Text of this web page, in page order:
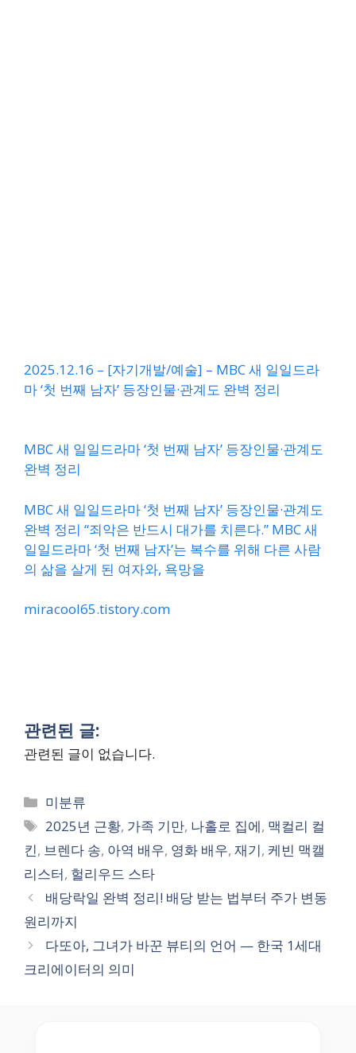
2025.12.16 – [자기개발/예술] – MBC 새 일일드라
마 ‘첫 번째 남자’ 등장인물·관계도 완벽 정리
MBC 새 일일드라마 ‘첫 번째 남자’ 등장인물·관계도
완벽 정리
MBC 새 일일드라마 ‘첫 번째 남자’ 등장인물·관계도
완벽 정리 “죄악은 반드시 대가를 치른다.” MBC 새
일일드라마 ‘첫 번째 남자’는 복수를 위해 다른 사람
의 삶을 살게 된 여자와, 욕망을
miracool65.tistory.com
관련된 글:
관련된 글이 없습니다.
Categories
미분류
Tags
2025년 근황, 가족 기만, 나홀로 집에, 맥컬리 컬
킨, 브렌다 송, 아역 배우, 영화 배우, 재기, 케빈 맥캘
리스터, 헐리우드 스타
배당락일 완벽 정리! 배당 받는 법부터 주가 변동
원리까지
다또아, 그녀가 바꾼 뷰티의 언어 — 한국 1세대
크리에이터의 의미